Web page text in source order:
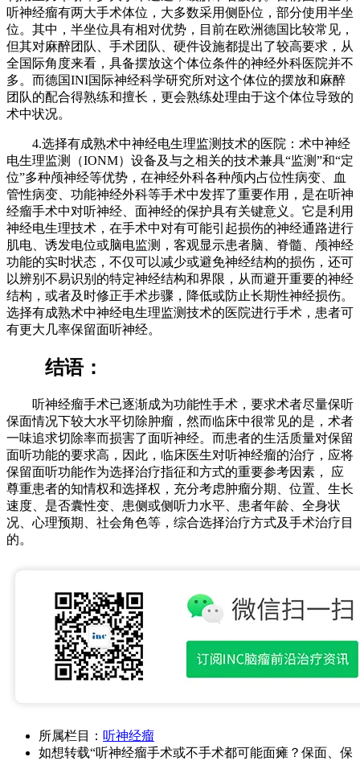
听神经瘤有两大手术体位，大多数采用侧卧位，部分使用半坐
位。其中，半坐位具有相对优势，目前在欧洲德国比较常见，
但其对麻醉团队、手术团队、硬件设施都提出了较高要求，从
全国际角度来看，具备摆放这个体位条件的神经外科医院并不
多。而德国INI国际神经科学研究所对这个体位的摆放和麻醉
团队的配合得熟练和擅长，更会熟练处理由于这个体位导致的
术中状况。
4.选择有成熟术中神经电生理监测技术的医院：术中神经
电生理监测（IONM）设备及与之相关的技术兼具“监测”和“定
位”多种颅神经等优势，在神经外科各种颅内占位性病变、血
管性病变、功能神经外科等手术中发挥了重要作用，是在听神
经瘤手术中对听神经、面神经的保护具有关键意义。它是利用
神经电生理技术，在手术中对有可能引起损伤的神经通路进行
肌电、诱发电位或脑电监测，客观显示患者脑、脊髓、颅神经
功能的实时状态，不仅可以减少或避免神经结构的损伤，还可
以辨别不易识别的特定神经结构和界限，从而避开重要的神经
结构，或者及时修正手术步骤，降低或防止长期性神经损伤。
选择有成熟术中神经电生理监测技术的医院进行手术，患者可
有更大几率保留面听神经。
结语：
听神经瘤手术已逐渐成为功能性手术，要求术者尽量保听
保面情况下较大水平切除肿瘤，然而临床中很常见的是，术者
一味追求切除率而损害了面听神经。而患者的生活质量对保留
面听功能的要求高，因此，临床医生对听神经瘤的治疗，应将
保留面听功能作为选择治疗指征和方式的重要参考因素， 应
尊重患者的知情权和选择权，充分考虑肿瘤分期、位置、生长
速度、是否囊性变、患侧或侧听力水平、患者年龄、全身状
况、心理预期、社会角色等，综合选择治疗方式及手术治疗目
的。
所属栏目： 听神经瘤
如想转载“听神经瘤手术或不手术都可能面瘫？保面、保